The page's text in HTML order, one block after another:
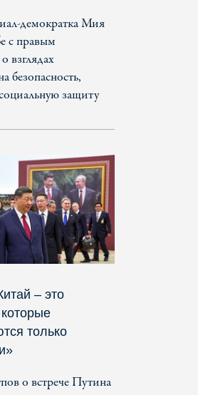
демократка Мия
с правым
взглядах
безопасность,
защиту
– это
только
о встрече Путина